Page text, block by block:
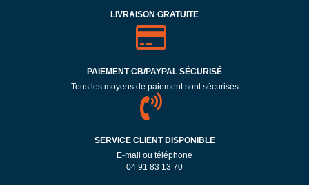
LIVRAISON GRATUITE
PAIEMENT CB/PAYPAL SÉCURISÉ
Tous les moyens de paiement sont sécurisés
SERVICE CLIENT DISPONIBLE
E-mail ou téléphone
04 91 83 13 70